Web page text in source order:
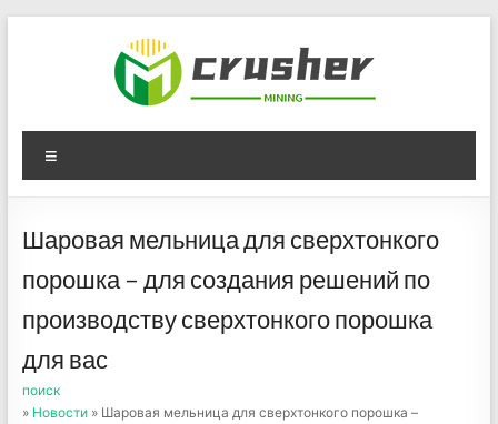
Оборудование для
дробления угля,
измельчения печного
порошка
Шаровая мельница для сверхтонкого
порошка – для создания решений по
производству сверхтонкого порошка
для вас
поиск
» Новости» Шаровая мельница для сверхтонкого порошка –